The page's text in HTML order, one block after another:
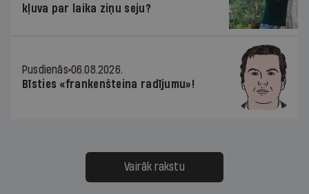
kļuva par laika ziņu seju?
Pusdienās 06.08.2026.
Bīsties «frankenšteina radījumu»!
Vairāk rakstu